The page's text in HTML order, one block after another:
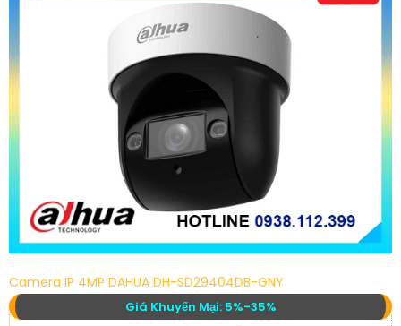
Camera IP 4MP DAHUA DH-SD29404DB-GNY
Giá Khuyến Mại: 5%-35%